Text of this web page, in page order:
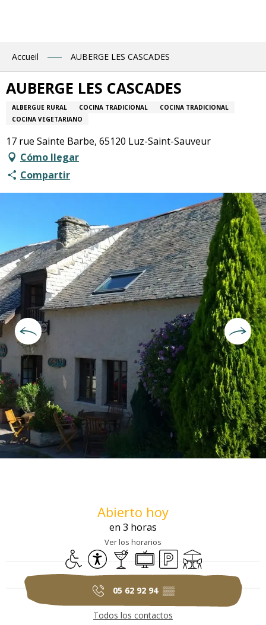
Accueil AUBERGE LES CASCADES
AUBERGE LES CASCADES
ALBERGUE RURAL COCINA TRADICIONAL
COCINA TRADICIONAL
COCINA VEGETARIANO
17 rue Sainte Barbe, 65120 Luz-Saint-Sauveur
Cómo llegar
Compartir
Abierto hoy
en 3 horas
Ver los horarios
Acceso para minusválidos
AccesibilidadBar / Refrigerio
TelevisiónAparcamiento
Terraza
05 62 92 94 ▒▒
Todos los contactos